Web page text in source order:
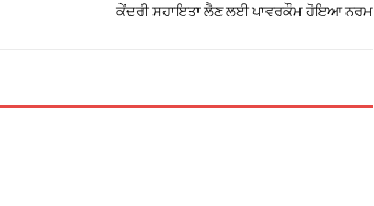
ਕੇਂਦਰੀ ਸਹਾਇਤਾ ਲੈਣ ਲਈ ਪਾਵਰਕੌਮ ਹੋਇਆ ਨਰਮ